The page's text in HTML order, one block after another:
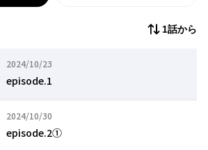
1話から
2024/10/23
2024年10月23日
episode.1
2024/10/30
2024年10月30日
episode.2①